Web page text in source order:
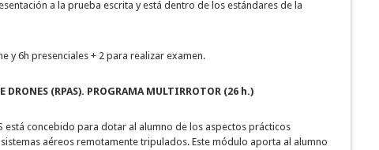
a la prueba escrita y está dentro de los estándares de la
y 6h presenciales + 2 para realizar examen.
DRONES (RPAS). PROGRAMA MULTIRROTOR (26 h.)
está concebido para dotar al alumno de los aspectos prácticos
aéreos remotamente tripulados. Este módulo aporta al alumno